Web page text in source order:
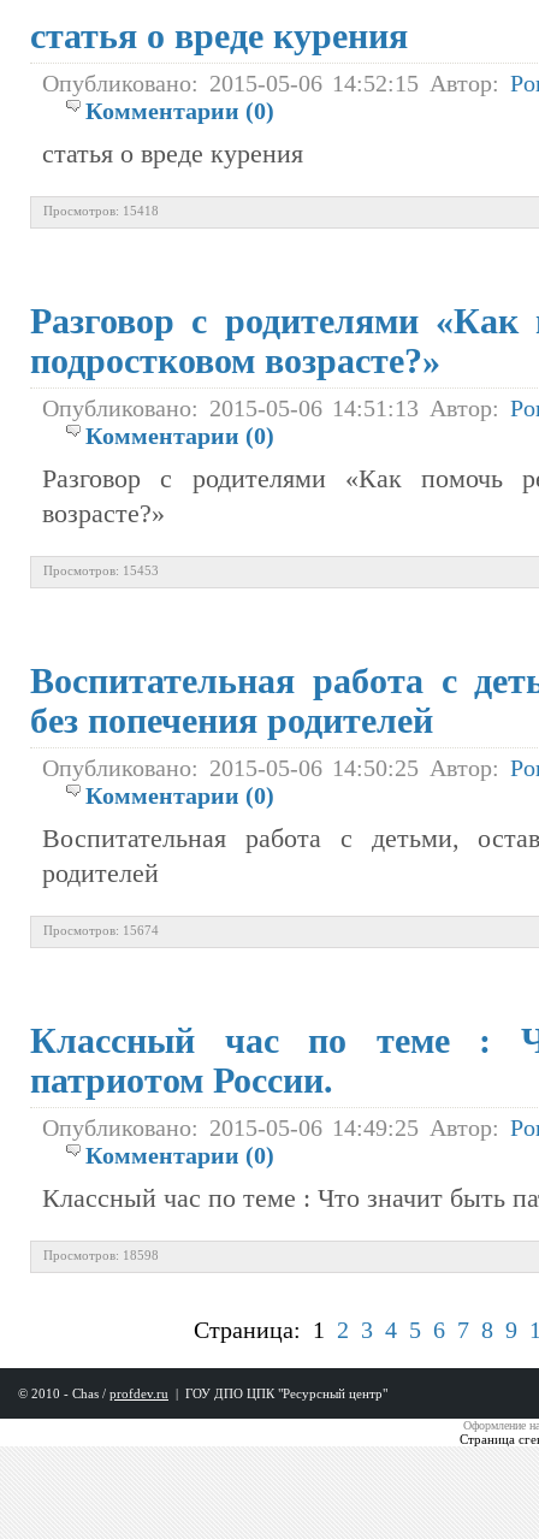
статья о вреде курения
Опубликовано: 2015-05-06 14:52:15 Автор:
Комментарии (0)
статья о вреде курения
Просмотров: 15418
Разговор с родителями «Как
подростковом возрасте?»
Опубликовано: 2015-05-06 14:51:13 Автор:
Комментарии (0)
Разговор с родителями «Как помочь
возрасте?»
Просмотров: 15453
Воспитательная работа с
без попечения родителей
Опубликовано: 2015-05-06 14:50:25 Автор:
Комментарии (0)
Воспитательная работа с детьми,
родителей
Просмотров: 15674
Классный час по теме :
патриотом России.
Опубликовано: 2015-05-06 14:49:25 Автор:
Комментарии (0)
Классный час по теме : Что значит быть
Просмотров: 18598
Страница: 1 2 3 4 5 6 7 8 9
© 2010 - Chas / profdev.ru | ГОУ ДПО ЦПК "Ресурсный центр"
Оформление
Страница